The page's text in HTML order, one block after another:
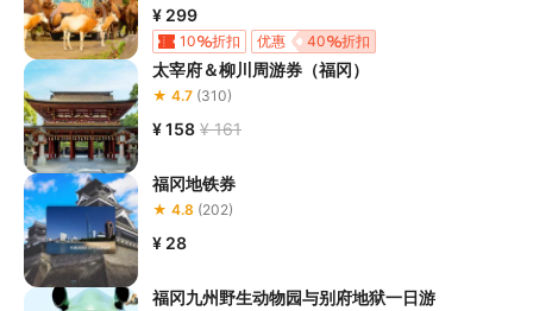
¥ 299
10 折扣 40 折扣
优惠
太宰府＆柳川周游券（福冈）
★ 4.7 (310)
¥ 158 ¥ 161
福冈地铁券
★ 4.8 (202)
¥ 28
福冈九州野生动物园与别府地狱一日游